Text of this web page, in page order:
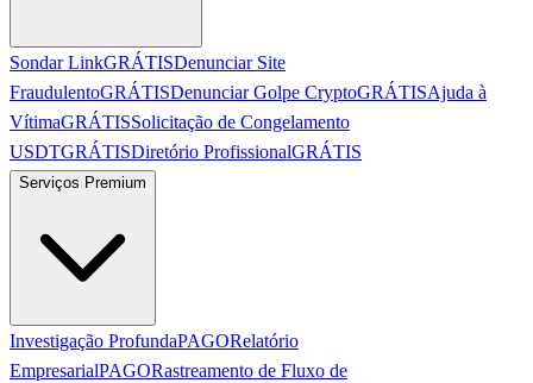
Sondar LinkGRÁTISDenunciar Site
FraudulentoGRÁTISDenunciar Golpe CryptoGRÁTISAjuda à
VítimaGRÁTISSolicitação de Congelamento
USDTGRÁTISDiretório ProfissionalGRÁTIS
Serviços Premium
Investigação ProfundaPAGORelatório
EmpresarialPAGORastreamento de Fluxo de